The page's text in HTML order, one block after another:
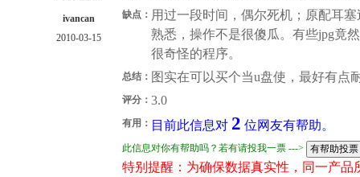
ivancan
2010-03-15
缺点： 用过一段时间，偶尔死机；原配耳
熟悉，操作不是很傻瓜。有些jpg竟
很奇怪的程序。
总结： 图实在可以买个当u盘使，最好有点
评分： 3.0
有用： 目前此信息对 2 位网友有帮助。
此信息对你有帮助吗？若有请投我一票 --->
特别提醒：为确保数据真实性，同一产